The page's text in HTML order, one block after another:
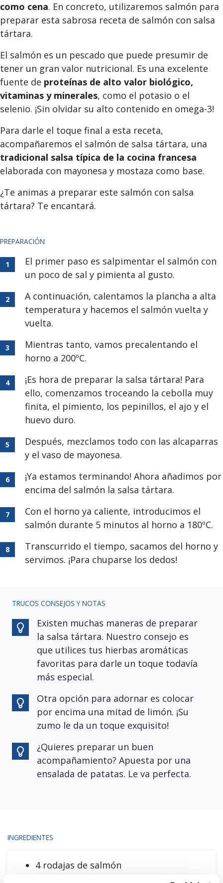
como cena. En concreto, utilizaremos salmón para
preparar esta sabrosa receta de salmón con salsa
tártara.
El salmón es un pescado que puede presumir de
tener un gran valor nutricional. Es una excelente
fuente de proteínas de alto valor biológico,
vitaminas y minerales, como el potasio o el
selenio. ¡Sin olvidar su alto contenido en omega-3!
Para darle el toque final a esta receta,
acompañaremos el salmón de salsa tártara, una
tradicional salsa típica de la cocina francesa
elaborada con mayonesa y mostaza como base.
¿Te animas a preparar este salmón con salsa
tártara? Te encantará.
PREPARACIÓN
El primer paso es salpimentar el salmón con
un poco de sal y pimienta al gusto.
A continuación, calentamos la plancha a alta
temperatura y hacemos el salmón vuelta y
vuelta.
Mientras tanto, vamos precalentando el
horno a 200ºC.
¡Es hora de preparar la salsa tártara! Para
ello, comenzamos troceando la cebolla muy
finita, el pimiento, los pepinillos, el ajo y el
huevo duro.
Después, mezclamos todo con las alcaparras
y el vaso de mayonesa.
¡Ya estamos terminando! Ahora añadimos por
encima del salmón la salsa tártara.
Con el horno ya caliente, introducimos el
salmón durante 5 minutos al horno a 180ºC.
Transcurrido el tiempo, sacamos del horno y
servimos. ¡Para chuparse los dedos!
TRUCOS CONSEJOS Y NOTAS
Existen muchas maneras de preparar
la salsa tártara. Nuestro consejo es
que utilices tus hierbas aromáticas
favoritas para darle un toque todavía
más especial.
Otra opción para adornar es colocar
por encima una mitad de limón. ¡Su
zumo le da un toque exquisito!
¿Quieres preparar un buen
acompañamiento? Apuesta por una
ensalada de patatas. Le va perfecta.
INGREDIENTES
4 rodajas de salmón